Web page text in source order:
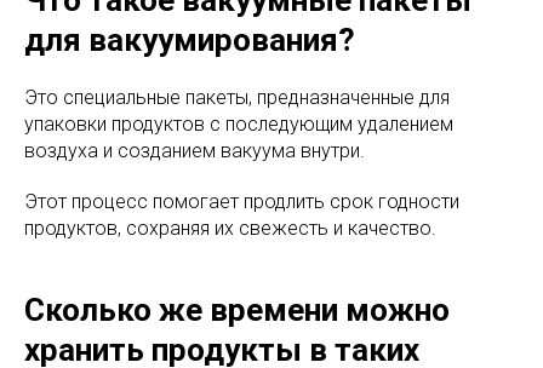
для вакуумирования?
Это специальные пакеты, предназначенные для
упаковки продуктов с последующим удалением
воздуха и созданием вакуума внутри.
Этот процесс помогает продлить срок годности
продуктов, сохраняя их свежесть и качество.
Сколько же времени можно
хранить продукты в таких